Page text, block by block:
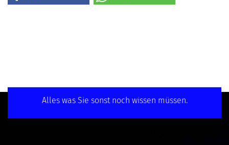
Alles was Sie sonst noch wissen müssen.